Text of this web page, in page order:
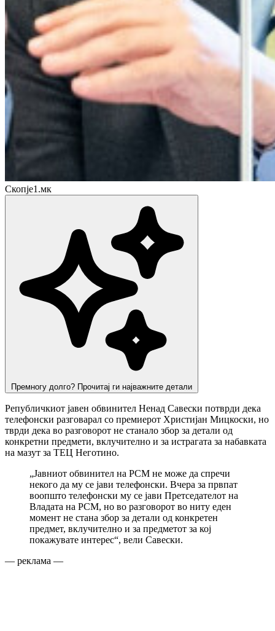
Скопје1.мк
Премногу долго? Прочитај ги најважните детали
Републичкиот јавен обвинител Ненад Савески потврди дека
телефонски разговарал со премиерот Христијан Мицкоски, но
тврди дека во разговорот не станало збор за детали од
конкретни предмети, вклучително и за истрагата за набавката
на мазут за ТЕЦ Неготино.
„Јавниот обвинител на РСМ не може да спречи
некого да му се јави телефонски. Вчера за првпат
воопшто телефонски му се јави Претседателот на
Владата на РСМ, но во разговорот во ниту еден
момент не стана збор за детали од конкретен
предмет, вклучително и за предметот за кој
покажувате интерес“, вели Савески.
— реклама —